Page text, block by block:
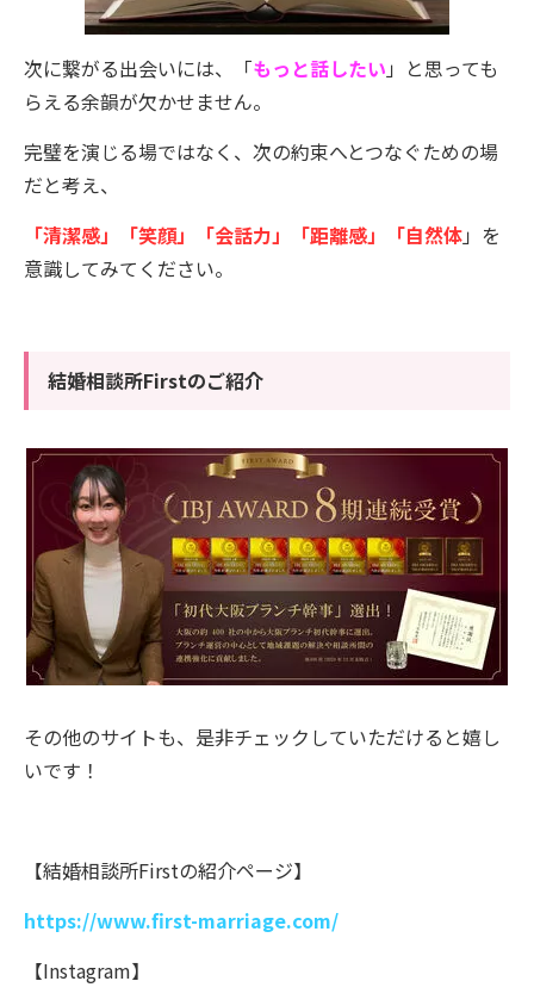
次に繋がる出会いには、「もっと話したい 」と思っても
らえる余韻が欠かせません。
完璧を演じる場ではなく、次の約束へとつなぐための場
だと考え、
「清潔感」「笑顔」「会話力」「距離感」「自然体」を
意識してみてください。
結婚相談所Firstのご紹介
その他のサイトも、是非チェックしていただけると嬉し
いです！
【結婚相談所Firstの紹介ページ】
https://www.first-marriage.com/
【Instagram】